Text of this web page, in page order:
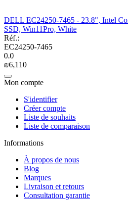
DELL EC24250-7465 - 23.8", Intel
SSD, Win11Pro, White
Réf.:
EC24250-7465
0.0
₪6,110
Mon compte
S'identifier
Créer compte
Liste de souhaits
Liste de comparaison
Informations
À propos de nous
Blog
Marques
Livraison et retours
Consultation garantie